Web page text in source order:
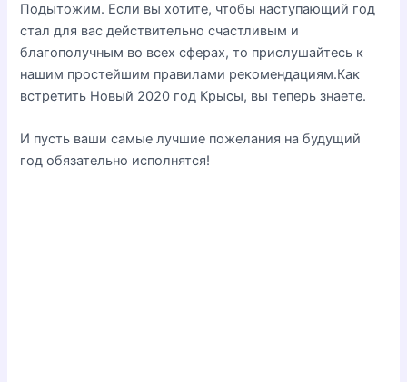
Подытожим. Если вы хотите, чтобы наступающий год
стал для вас действительно счастливым и
благополучным во всех сферах, то прислушайтесь к
нашим простейшим правилами рекомендациям.Как
встретить Новый 2020 год Крысы, вы теперь знаете.
И пусть ваши самые лучшие пожелания на будущий
год обязательно исполнятся!